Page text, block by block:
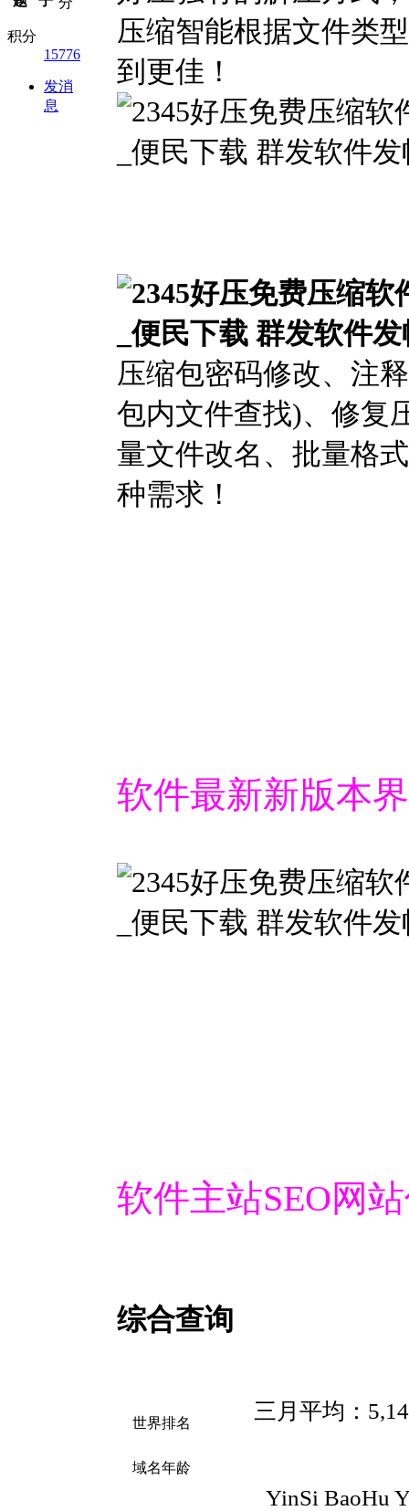
积分
15776
发消
息
压缩智能根据文件类
到更佳！
压缩包密码修改、注
包内文件查找)、修复
量文件改名、批量格
种需求！
软件最新新版本
软件主站SEO网
综合查询
世界排名 三月平均：
域名年龄
YinSi BaoHu